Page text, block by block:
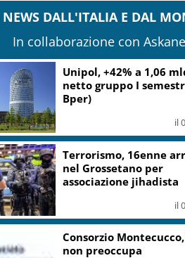
NEWS DALL'ITALIA E DAL
In collaborazione con
Mps: utile netto
oltre 1,1 miliardi
sopra le attese
il
Musica e arte
Lerici ha puntato su
Ozzola
il
Guggenheim Venezia,
per la scomparsa di